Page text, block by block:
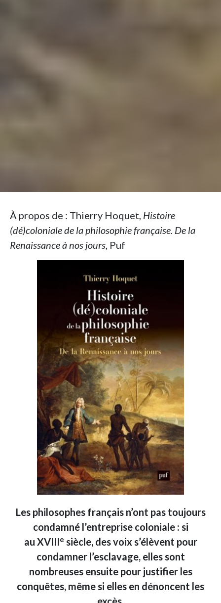
À propos de : Thierry Hoquet, Histoire
(dé)coloniale de la philosophie française. De la
Renaissance à nos jours, Puf
Les philosophes français n’ont pas toujours
condamné l’entreprise coloniale : si
au XVIIIe siècle, des voix s’élèvent pour
condamner l’esclavage, elles sont
nombreuses ensuite pour justifier les
conquêtes, même si elles en dénoncent les